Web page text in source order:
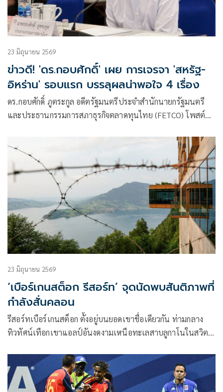
23 มิถุนายน 2569
ข่าวดี! 'ดร.กอบศักดิ์' เผย การเจรจา 'สหรัฐ-
อิหร่าน' รอบแรก บรรลุผลน่าพอใจ 4 เรื่อง
ดร.กอบศักดิ์ ภูตระกูล อดีตรัฐมนตรีประจำสำนักนายกรัฐมนตรี
และประธานกรรมการสภาธุรกิจตลาดทุนไทย (FETCO) โพสต์
23 มิถุนายน 2569
‘เบือร์เกนสต็อก รีสอร์ท’ จุดนัดพบสันติภาพที่
กำลังสั่นคลอน
รีสอร์ทเบือร์เกนสต็อก ตั้งอยู่บนยอดเขาชื่อเดียวกัน ท่ามกลาง
ทิวทัศน์เทือกเขาแอลป์อันงดงามเหนือทะเลสาบลูกาโนในสวิต
มีชื่อเสียง ทว่าตั้งแต่วันอาทิตย์ที่ผ่านมา โรงแรมหรูแห่งนี้ได้
กลายเป็นสถานที่เจรจาเพื่อบรรลุข้อตกลงสันติภาพขั้นสุดท้าย
ระหว่างสหรัฐฯ และอิหร่าน